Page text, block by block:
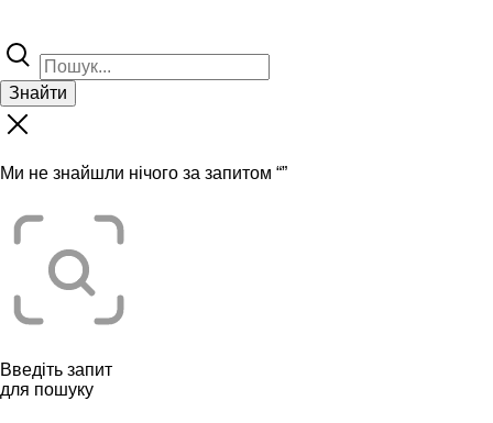
Знайти
Ми не знайшли нічого за запитом “”
Введіть запит
для пошуку